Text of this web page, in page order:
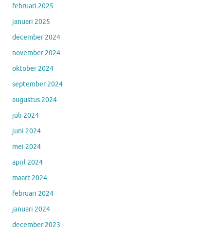
februari 2025
januari 2025
december 2024
november 2024
oktober 2024
september 2024
augustus 2024
juli 2024
juni 2024
mei 2024
april 2024
maart 2024
februari 2024
januari 2024
december 2023